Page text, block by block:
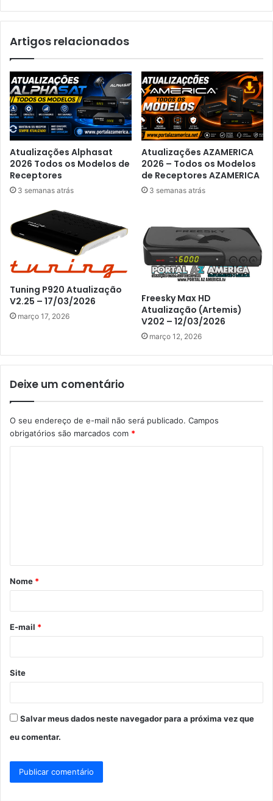
Artigos relacionados
Atualizações Alphasat
2026 Todos os Modelos de
Receptores
3 semanas atrás
Atualizações AZAMERICA
2026 – Todos os Modelos
de Receptores AZAMERICA
3 semanas atrás
Tuning P920 Atualização
V2.25 – 17/03/2026
março 17, 2026
Freesky Max HD
Atualização (Artemis)
V202 – 12/03/2026
março 12, 2026
Deixe um comentário
O seu endereço de e-mail não será publicado. Campos
obrigatórios são marcados com *
á
r
*
Nome *
E-mail *
Site
Salvar meus dados neste navegador para a próxima vez que
eu comentar.